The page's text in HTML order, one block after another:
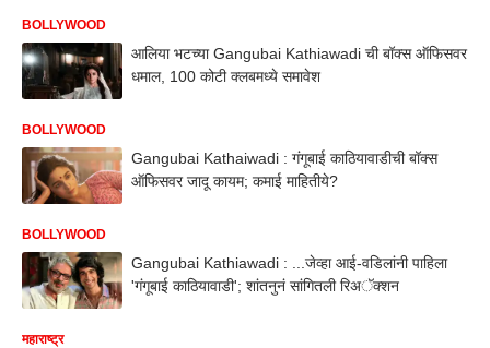
BOLLYWOOD
आलिया भटच्या Gangubai Kathiawadi ची बॉक्स ऑफिसवर
धमाल, 100 कोटी क्लबमध्ये समावेश
BOLLYWOOD
Gangubai Kathaiwadi : गंगूबाई काठियावाडीची बॉक्स
ऑफिसवर जादू कायम; कमाई माहितीये?
BOLLYWOOD
Gangubai Kathiawadi : ...जेव्हा आई-वडिलांनी पाहिला
'गंगूबाई काठियावाडी'; शांतनुनं सांगितली रिअॅक्शन
महाराष्ट्र